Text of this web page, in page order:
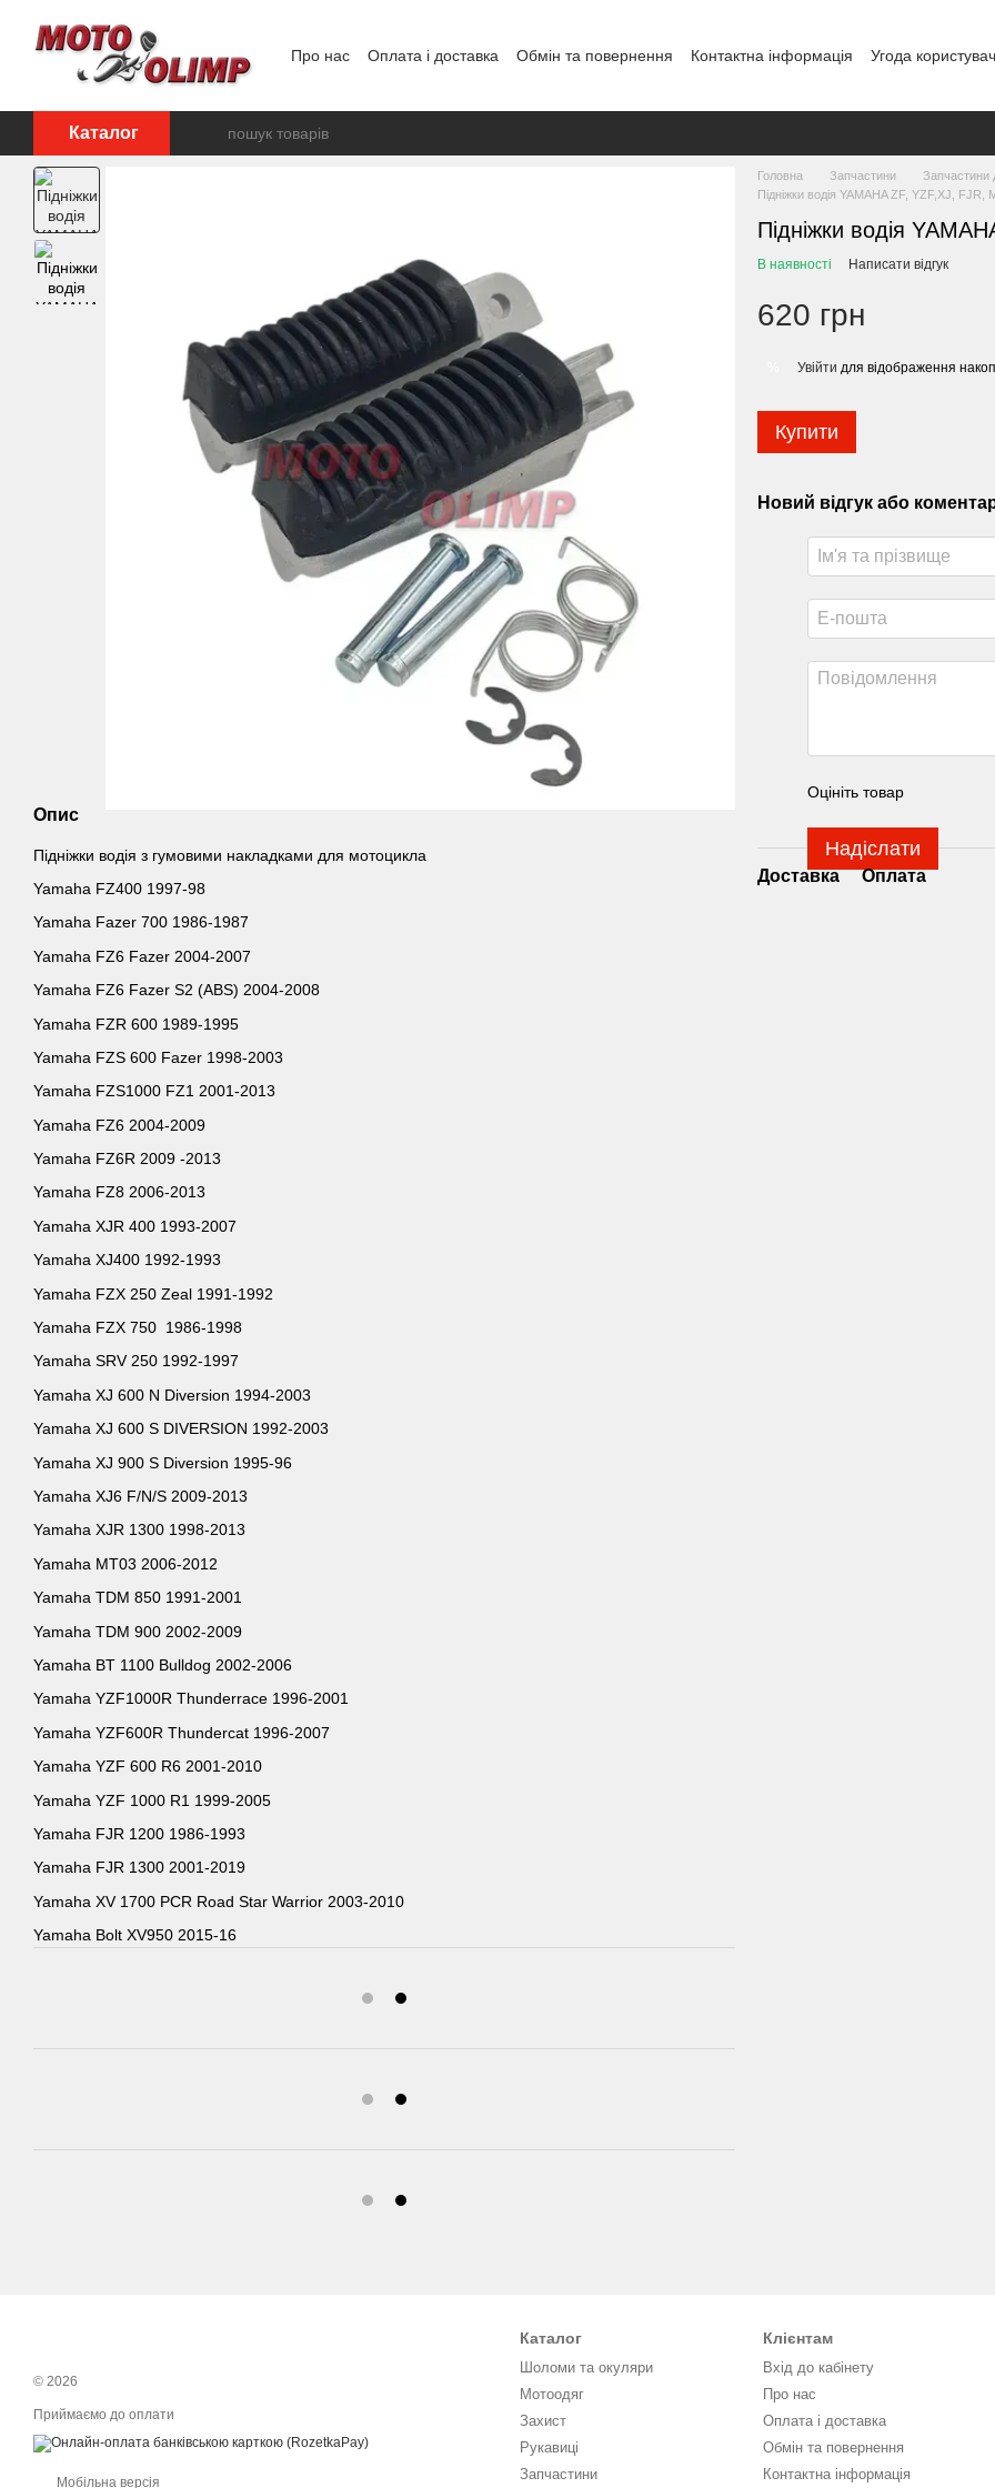
Про нас Оплата і доставка Обмін та повернення Контактна інформація
Угода
Каталог
Опис
Підніжки водія з гумовими накладками для мотоцикла
Yamaha FZ400 1997-98
Yamaha Fazer 700 1986-1987
Yamaha FZ6 Fazer 2004-2007
Yamaha FZ6 Fazer S2 (ABS) 2004-2008
Yamaha FZR 600 1989-1995
Yamaha FZS 600 Fazer 1998-2003
Yamaha FZS1000 FZ1 2001-2013
Yamaha FZ6 2004-2009
Yamaha FZ6R 2009 -2013
Yamaha FZ8 2006-2013
Yamaha XJR 400 1993-2007
Yamaha XJ400 1992-1993
Yamaha FZX 250 Zeal 1991-1992
Yamaha FZX 750 1986-1998
Yamaha SRV 250 1992-1997
Yamaha XJ 600 N Diversion 1994-2003
Yamaha XJ 600 S DIVERSION 1992-2003
Yamaha XJ 900 S Diversion 1995-96
Yamaha XJ6 F/N/S 2009-2013
Yamaha XJR 1300 1998-2013
Yamaha MT03 2006-2012
Yamaha TDM 850 1991-2001
Yamaha TDM 900 2002-2009
Yamaha BT 1100 Bulldog 2002-2006
Yamaha YZF1000R Thunderrace 1996-2001
Yamaha YZF600R Thundercat 1996-2007
Yamaha YZF 600 R6 2001-2010
Yamaha YZF 1000 R1 1999-2005
Yamaha FJR 1200 1986-1993
Yamaha FJR 1300 2001-2019
Yamaha XV 1700 PCR Road Star Warrior 2003-2010
Yamaha Bolt XV950 2015-16
Головна Запчастини Запчастини
Підніжки водія YAMAHA ZF, YZF,XJ, FJR,
Підніжки водія
В наявності Написати відгук
620 грн
Увійти для відображення
Купити
Новий відгук або
Оцініть товар
Надіслати
Доставка Оплата
© 2026
Приймаємо до оплати
Мобільна версія
Каталог
Шоломи та окуляри
Мотоодяг
Захист
Рукавиці
Запчастини
Клієнтам
Вхід до кабінету
Про нас
Оплата і доставка
Обмін та повернення
Контактна інформація